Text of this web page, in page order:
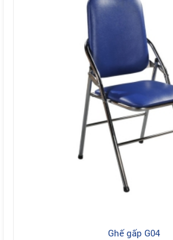
Ghế gấp G04